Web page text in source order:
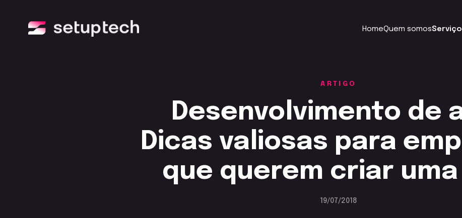
HomeQuem somos
ARTIGO
Desenvolvimento de
Dicas valiosas para
que querem criar
19/07/2018